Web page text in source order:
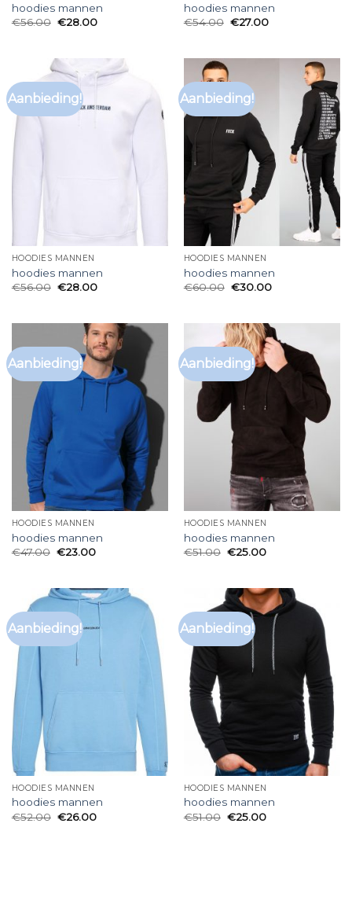
hoodies mannen
€56.00 €28.00
hoodies mannen
€54.00 €27.00
Aanbieding!
HOODIES MANNEN
hoodies mannen
€56.00 €28.00
Aanbieding!
HOODIES MANNEN
hoodies mannen
€60.00 €30.00
Aanbieding!
HOODIES MANNEN
hoodies mannen
€47.00 €23.00
Aanbieding!
HOODIES MANNEN
hoodies mannen
€51.00 €25.00
Aanbieding!
HOODIES MANNEN
hoodies mannen
€52.00 €26.00
Aanbieding!
HOODIES MANNEN
hoodies mannen
€51.00 €25.00